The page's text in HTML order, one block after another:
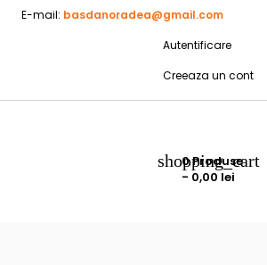
E-mail: basdanoradea@gmail.com
Autentificare
Creeaza un cont
shopping_cart
0Produse
- 0,00 lei